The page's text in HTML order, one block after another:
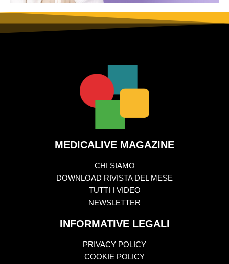
MEDICALIVE MAGAZINE
CHI SIAMO
DOWNLOAD RIVISTA DEL MESE
TUTTI I VIDEO
NEWSLETTER
INFORMATIVE LEGALI
PRIVACY POLICY
COOKIE POLICY